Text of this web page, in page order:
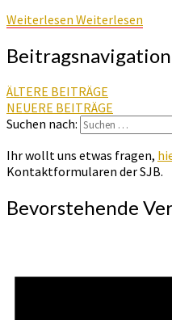
Weiterlesen Weiterlesen
Beitragsnavigation
ÄLTERE BEITRÄGE
NEUERE BEITRÄGE
Suchen nach:
Ihr wollt uns etwas fragen,
Kontaktformularen der SJB.
Bevorstehende